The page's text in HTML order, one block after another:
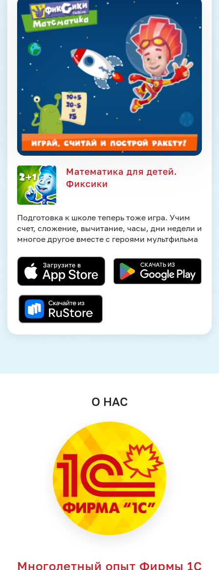
Математика для детей.
Фиксики
Подготовка к школе теперь тоже игра. Учим
счет, сложение, вычитание, часы, дни недели и
многое другое вместе с героями мультфильма
О НАС
Многолетный опыт Фирмы 1С